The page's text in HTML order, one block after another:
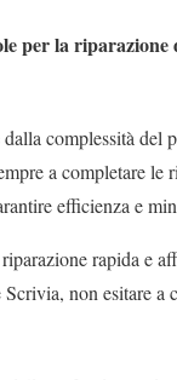
per la riparazione
complessità del
a completare le
efficienza e
rapida e
non esitare a